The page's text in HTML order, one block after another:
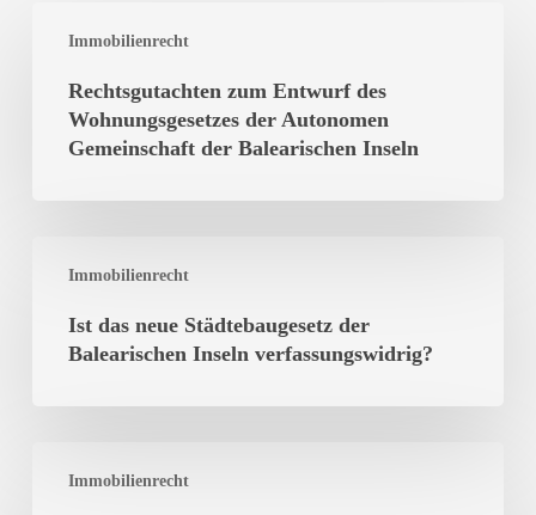
Immobilienrecht
Wohnungsgesetzes
Autonomen
Inseln
Rechtsgutachten zum Entwurf des
Wohnungsgesetzes der Autonomen
Gemeinschaft der Balearischen Inseln
Immobilienrecht
Städtebaugesetz
Balearischen
Ist das neue Städtebaugesetz der
Balearischen Inseln verfassungswidrig?
Immobilienrecht